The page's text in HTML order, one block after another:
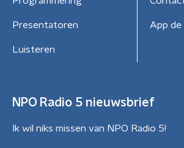
Presentatoren
Luisteren
App de
NPO Radio 5 nieuwsbrief
Ik wil niks missen van NPO Radio 5!